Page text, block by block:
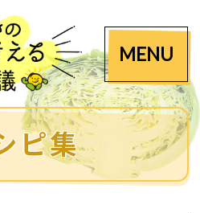
MENU
ピ集